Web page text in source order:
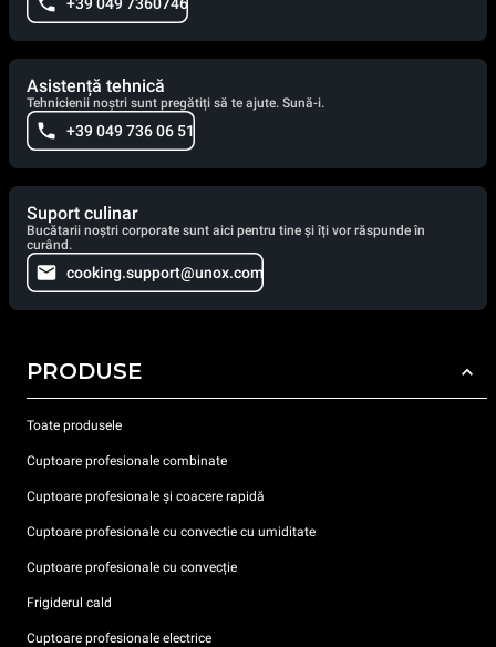
Asistență tehnică
Tehnicienii noștri sunt pregătiți să te ajute. Sună-i.
+39 049 736 06 51
Suport culinar
Bucătarii noștri corporate sunt aici pentru tine și îți vor răspunde în
curând.
cooking.support@unox.com
PRODUSE
Toate produsele
Cuptoare profesionale combinate
Cuptoare profesionale și coacere rapidă
Cuptoare profesionale cu convectie cu umiditate
Cuptoare profesionale cu convecție
Frigiderul cald
Cuptoare profesionale electrice